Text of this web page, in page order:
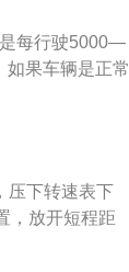
灯是轮胎气压
检查一下轮胎
感叹号）：这
于正常范围，
每行驶5000—
如果车辆是正常
辆是正常保
转动接通电
要松手。一般
程再操作几次
压下转速表下
，放开短程距
按钮，向右